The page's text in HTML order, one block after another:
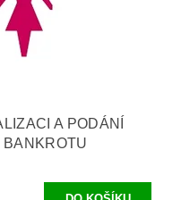
A PODÁNÍ
BANKROTU